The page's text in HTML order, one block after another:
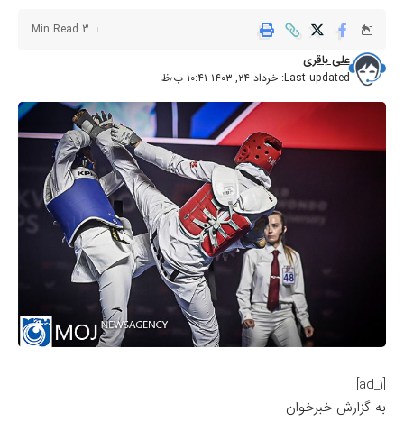
Last updated: خرداد ۲۴, ۱۴۰۳ ۱۰:۴۱ ب٫ظ
علی باقری
3 Min Read
[ad_1]
به گزارش خبرخوان